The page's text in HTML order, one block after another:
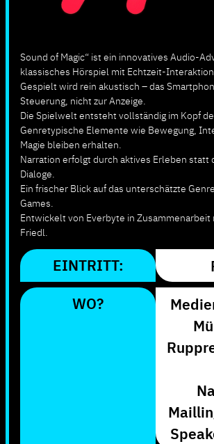
Sound of Magic“ ist ein innovatives Audio-
klassisches Hörspiel mit Echtzeit-
Gespielt wird rein akustisch – das
Steuerung, nicht zur Anzeige.
Die Spielwelt entsteht vollständig im Kopf
Genretypische Elemente wie Bewegung,
Magie bleiben erhalten.
Narration erfolgt durch aktives Erleben statt
Dialoge.
Ein frischer Blick auf das unterschätzte
Games.
Entwickelt von Everbyte in Zusammenarbeit
Friedl.
EINTRITT:
WO?